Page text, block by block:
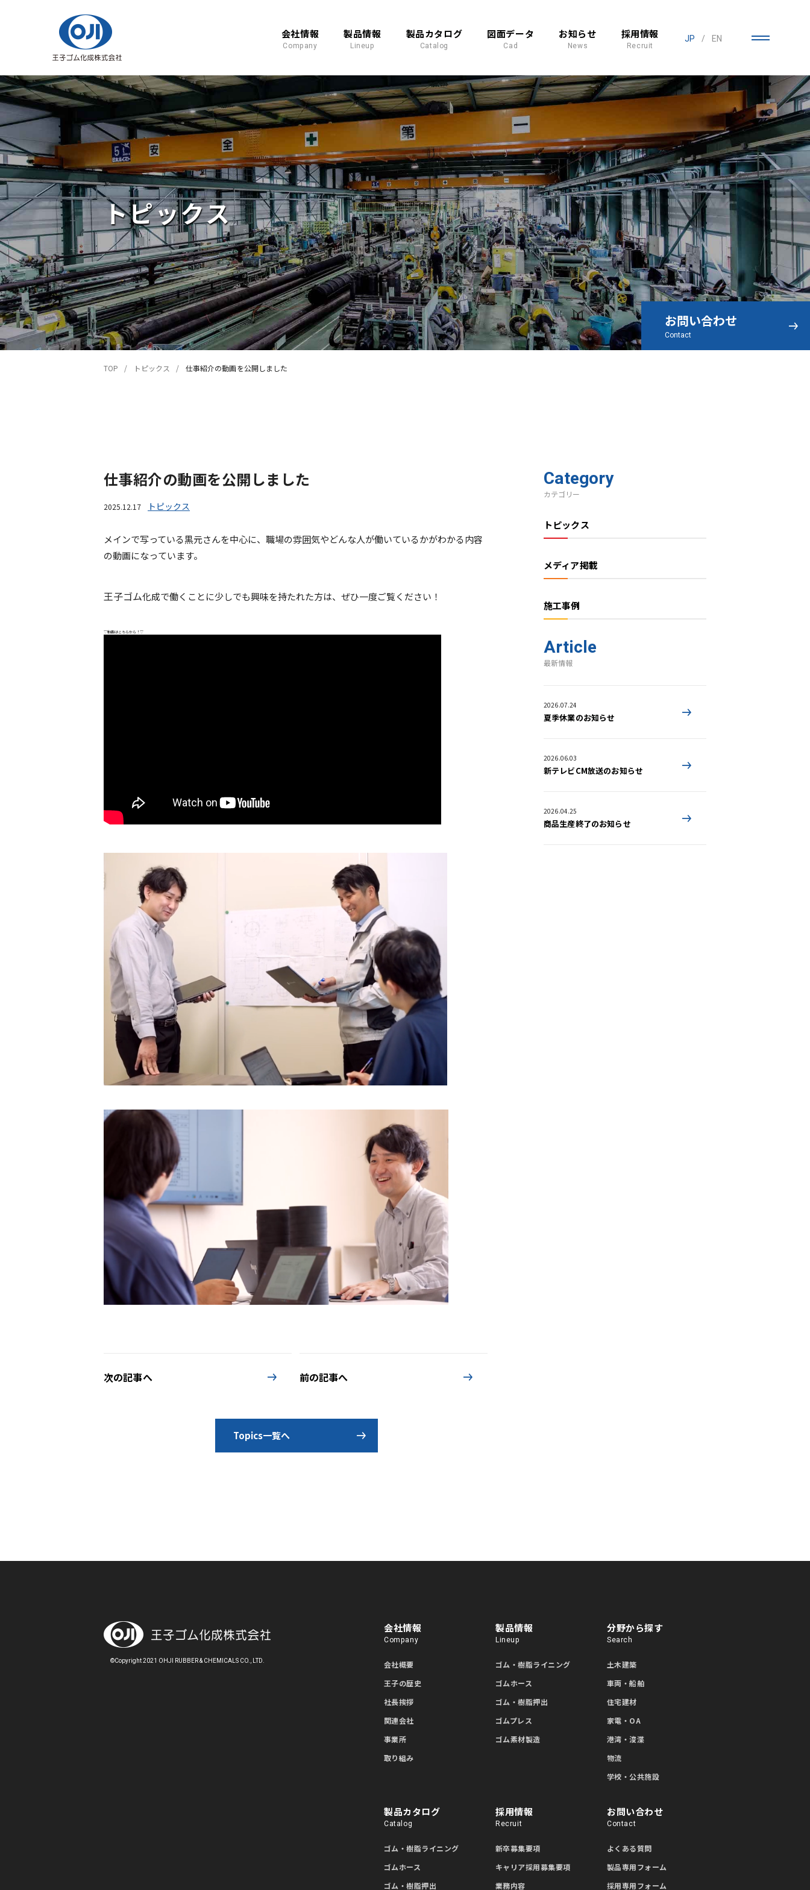
会社情報
Company
製品情報
Lineup
製品カタログ
Catalog
図面データ
Cad
お知らせ
News
採用情報
Recruit
JP / EN
トピックス
お問い合わせ
Contact
TOP トピックス 仕事紹介の動画を公開しました
仕事紹介の動画を公開しました
2025.12.17 トピックス
メインで写っている黒元さんを中心に、 職場の雰囲気やどんな人が働いているかがわかる内容
の動画になっています。
王子ゴム化成で働くことに少しでも興味を持たれた方は、 ぜひ一度ご覧ください！
▽動画はこちらから！▽
次の記事へ 前の記事へ
Topics一覧へ
Category
カテゴリー
トピックス
メディア掲載
施工事例
Article
最新情報
2026.07.24
夏季休業のお知らせ
2026.06.03
新テレビCM放送のお知らせ
2026.04.25
商品生産終了のお知らせ
©Copyright 2021 OHJI RUBBER & CHEMICALS CO., LTD.
会社情報
Company
会社概要
王子の歴史
社長挨拶
関連会社
事業所
取り組み
製品情報
Lineup
ゴム・樹脂ライニング
ゴムホース
ゴム・樹脂押出
ゴムプレス
ゴム素材製造
分野から探す
Search
土木建築
車両・船舶
住宅建材
家電・OA
港湾・浚渫
物流
学校・公共施設
製品カタログ
Catalog
ゴム・樹脂ライニング
ゴムホース
ゴム・樹脂押出
採用情報
Recruit
新卒募集要項
キャリア採用募集要項
業務内容
お問い合わせ
Contact
よくある質問
製品専用フォーム
採用専用フォーム